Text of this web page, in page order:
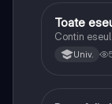
Limba și
Toate
Contin
Univ.